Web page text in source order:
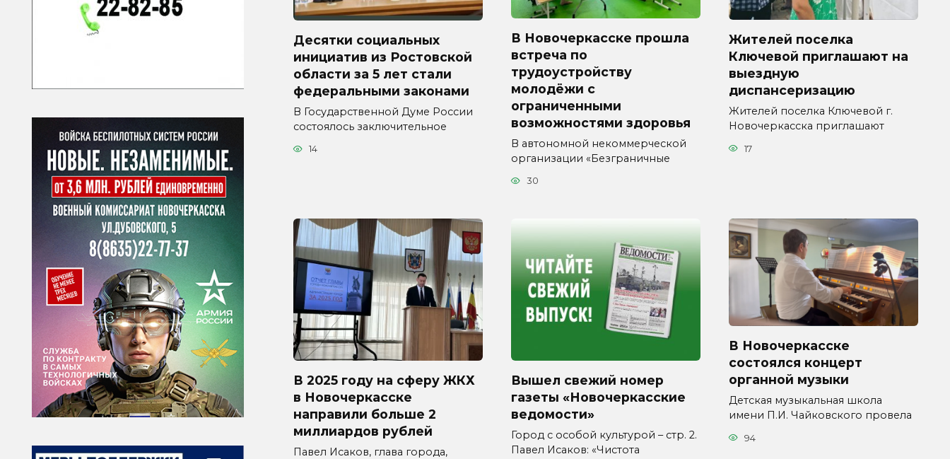
Десятки социальных
инициатив из Ростовской
области за 5 лет стали
федеральными законами
В Государственной Думе России
состоялось заключительное
14
В Новочеркасске прошла
встреча по
трудоустройству
молодёжи с
ограниченными
возможностями здоровья
В автономной некоммерческой
организации «Безграничные
30
Жителей поселка
Ключевой приглашают на
выездную
диспансеризацию
Жителей поселка Ключевой г.
Новочеркасска приглашают
17
В 2025 году на сферу ЖКХ
в Новочеркасске
направили больше 2
миллиардов рублей
Павел Исаков, глава города,
Вышел свежий номер
газеты «Новочеркасские
ведомости»
Город с особой культурой – стр. 2.
Павел Исаков: «Чистота
В Новочеркасске
состоялся концерт
органной музыки
Детская музыкальная школа
имени П.И. Чайковского провела
94